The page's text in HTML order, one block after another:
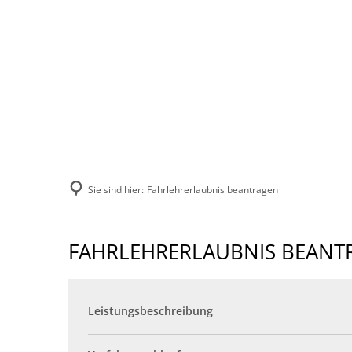
Sie sind hier: Fahrlehrerlaubnis beantragen
FAHRLEHRERLAUBNIS
Leistungsbeschreibung